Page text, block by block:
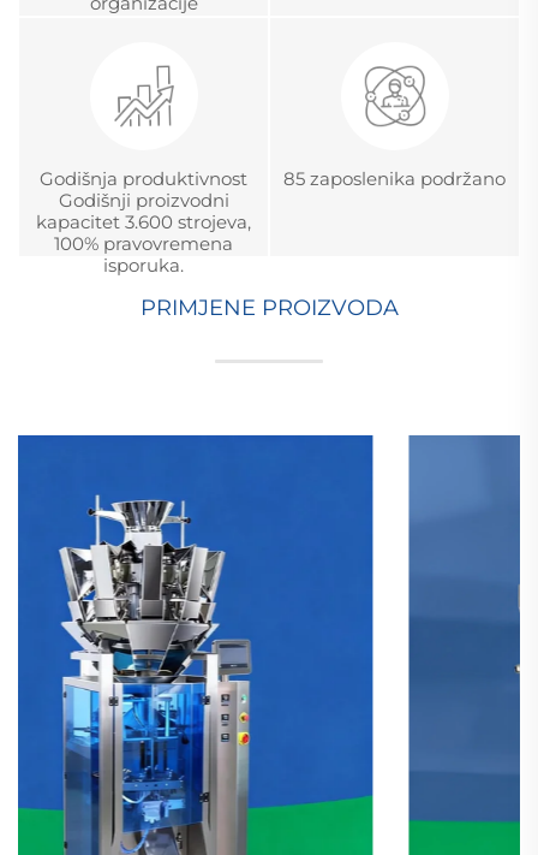
Godišnja produktivnost
Godišnji proizvodni
kapacitet 3.600 strojeva,
100% pravovremena
isporuka.
85 zaposlenika podržano
PRIMJENE PROIZVODA